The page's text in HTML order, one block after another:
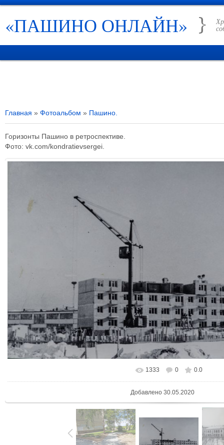
«ПАШИНО ОНЛАЙН»
Главная » Фотоальбом » Пашино.
Горизонты Пашино в ретроспективе.
Фото: vk.com/kondratievsergei.
В реальном размере 1280x783
1333 0 0.0
Добавлено30.05.2020